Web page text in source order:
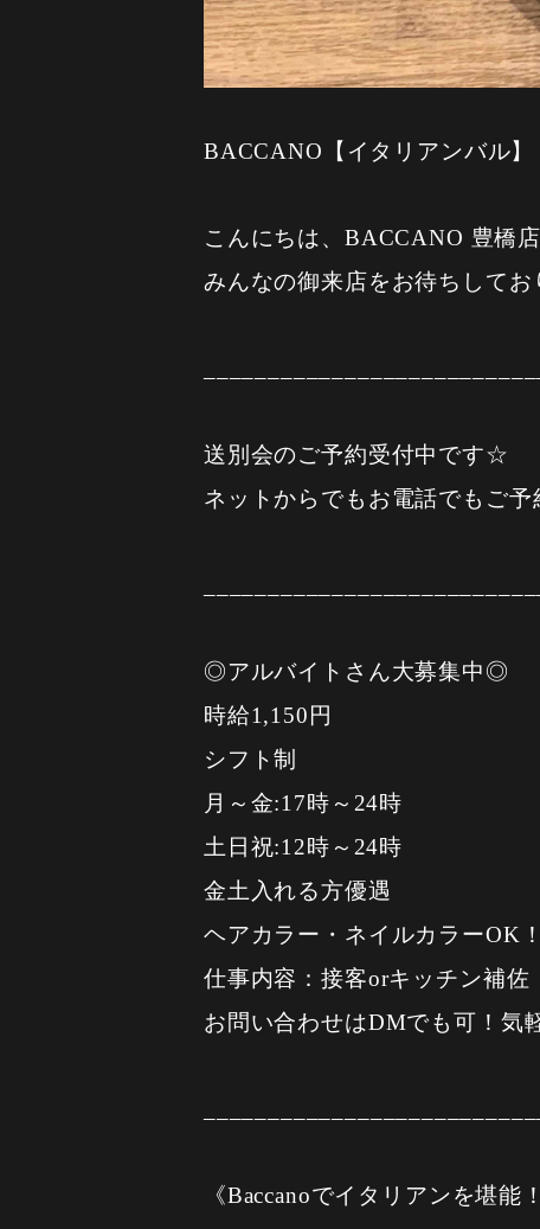
BACCANO【イタリアンバル】
こんにちは、BACCANO 豊橋
みんなの御来店をお待ちしてお
送別会のご予約受付中です‪☆
ネットからでもお電話でもご予
◎アルバイトさん大募集中◎
時給1,150円
シフト制
月～金:17時～24時
土日祝:12時～24時
金土入れる方優遇
ヘアカラー・ネイルカラーOK
仕事内容：接客orキッチン補佐
お問い合わせはDMでも可！気
《Baccanoでイタリアンを堪能！